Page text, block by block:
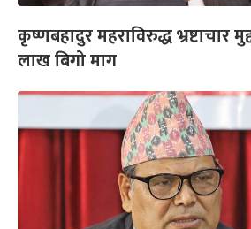
कृष्णबहादुर महराविरुद्ध भ्रष्टाचार
लाख बिगो माग